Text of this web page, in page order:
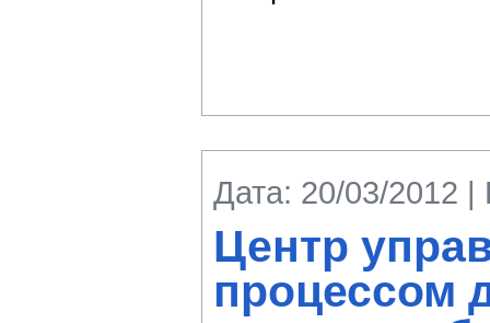
Дата: 20/03/2012 |
Центр
процессом